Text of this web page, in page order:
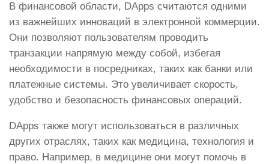
В финансовой области, DApps считаются одними
из важнейших инноваций в электронной коммерции.
Они позволяют пользователям проводить
транзакции напрямую между собой, избегая
необходимости в посредниках, таких как банки или
платежные системы. Это увеличивает скорость,
удобство и безопасность финансовых операций.
DApps также могут использоваться в различных
других отраслях, таких как медицина, технология и
право. Например, в медицине они могут помочь в